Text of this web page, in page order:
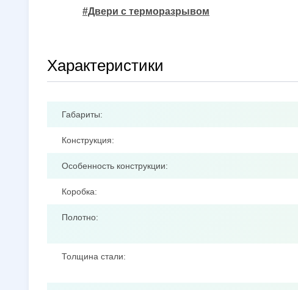
#Двери с терморазрывом
Характеристики
Габариты:
Конструкция:
Особенность конструкции:
Коробка:
Полотно:
Толщина стали: